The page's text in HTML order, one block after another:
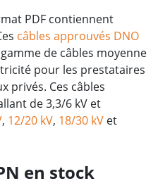
PDF contiennent
câbles approuvés DNO
de câbles moyenne
pour les prestataires
privés. Ces câbles
de 3,3/6 kV et
, 12/20 kV, 18/30 kV et
en stock